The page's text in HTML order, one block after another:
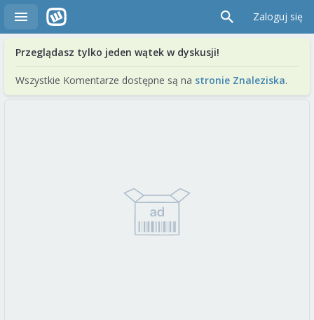
Zaloguj się
Przeglądasz tylko jeden wątek w dyskusji!
Wszystkie Komentarze dostępne są na stronie Znaleziska.